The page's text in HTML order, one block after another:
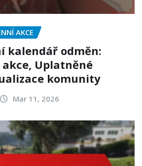
AKCE
kalendář odměn:
Uplatněné
komunity
Mar 11, 2026